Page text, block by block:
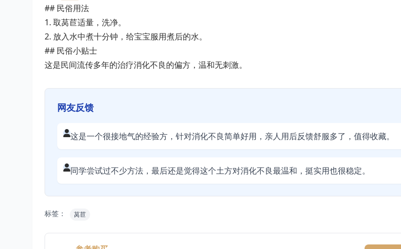
## 民俗用法
1. 取莴苣适量，洗净。
2. 放入水中煮十分钟，给宝宝服用煮后的水。
## 民俗小贴士
这是民间流传多年的治疗消化不良的偏方，温和无刺激。
网友反馈
这是一个很接地气的经验方，针对消化不良简单好用，亲人用后反馈舒服多了，值得收藏。
同学尝试过不少方法，最后还是觉得这个土方对消化不良最温和，挺实用也很稳定。
标签： 莴苣